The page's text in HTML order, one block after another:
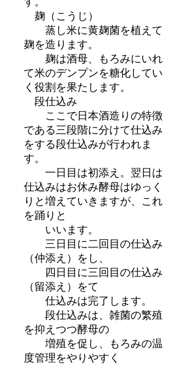
麹（こうじ）
蒸し米に黄麹菌を植えて
麹を造ります。
麹は酒母、もろみにいれ
て米のデンプンを糖化してい
く役割を果たします。
段仕込み
ここで日本酒造りの特徴
である三段階に分けて仕込み
をする段仕込みが行われま
す。
一日目は初添え。翌日は
仕込みはお休み酵母はゆっく
りと増えていきますが、これ
を踊りと
いいます。
三日目に二回目の仕込み
（仲添え）をし、
四日目に三回目の仕込み
（留添え）をて
仕込みは完了します。
段仕込みは、雑菌の繁殖
を抑えつつ酵母の
増殖を促し、もろみの温
度管理をやりやすく